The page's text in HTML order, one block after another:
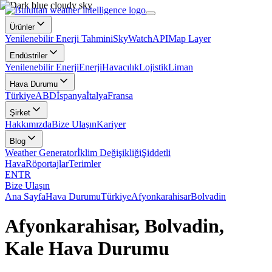
Ürünler
Yenilenebilir Enerji TahminiSkyWatchAPIMap Layer
Endüstriler
Yenilenebilir EnerjiEnerjiHavacılıkLojistikLiman
Hava Durumu
TürkiyeABDİspanyaİtalyaFransa
Şirket
HakkımızdaBize UlaşınKariyer
Blog
Weather Generatorİklim DeğişikliğiŞiddetli
HavaRöportajlarTerimler
ENTR
Bize Ulaşın
Ana SayfaHava DurumuTürkiyeAfyonkarahisarBolvadin
Afyonkarahisar, Bolvadin,
Kale Hava Durumu